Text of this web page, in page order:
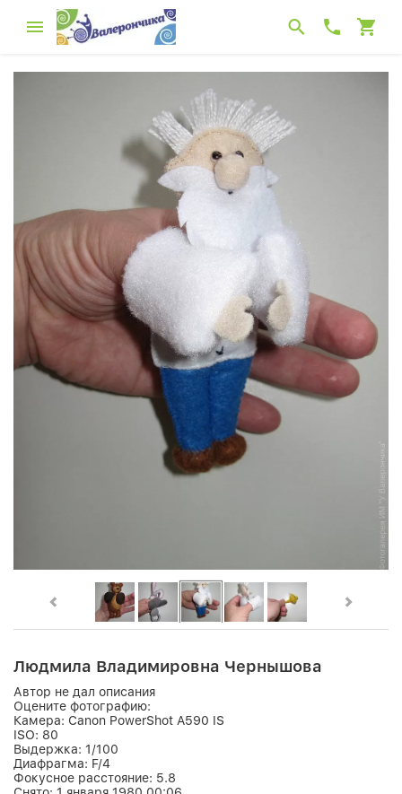
Людмила Владимировна Чернышова
Автор не дал описания
Оцените фотографию:
Камера: Canon PowerShot A590 IS
ISO: 80
Выдержка: 1/100
Диафрагма: F/4
Фокусное расстояние: 5.8